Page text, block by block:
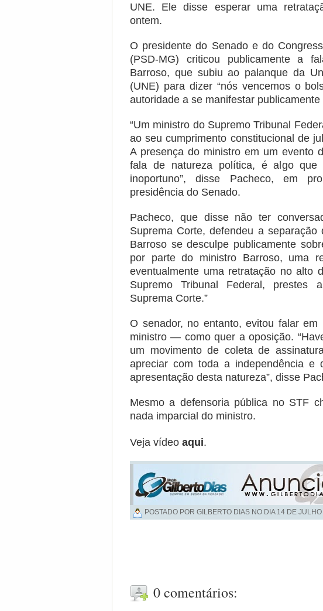
UNE. Ele disse esperar uma
ontem.
O presidente do Senado e do
(PSD-MG) criticou publicamente a
Barroso, que subiu ao palanque da
(UNE) para dizer “nós vencemos o
autoridade a se manifestar
“Um ministro do Supremo Tribunal
ao seu cumprimento constitucional de
A presença do ministro em um evento
fala de natureza política, é algo que
inoportuno”, disse Pacheco, em
presidência do Senado.
Pacheco, que disse não ter
Suprema Corte, defendeu a
Barroso se desculpe publicamente
por parte do ministro Barroso, uma
eventualmente uma retratação no alto
Supremo Tribunal Federal, prestes
Suprema Corte.”
O senador, no entanto, evitou falar
ministro — como quer a oposição.
um movimento de coleta de
apreciar com toda a independência e
apresentação desta natureza”, disse
Mesmo a defensoria pública no STF
nada imparcial do ministro.
Veja vídeo aqui.
POSTADO POR GILBERTO DIAS NO DIA 14 DE
0 comentários: